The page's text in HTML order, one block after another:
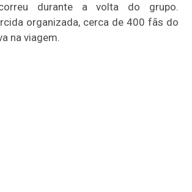
durante a volta do grupo.
organizada, cerca de 400 fãs do
na viagem.